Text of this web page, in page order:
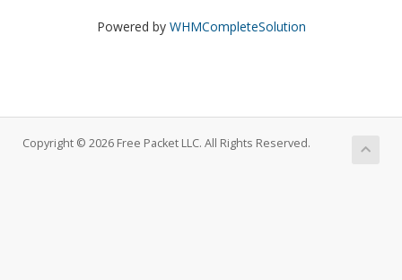
Powered by WHMCompleteSolution
Copyright © 2026 Free Packet LLC. All Rights Reserved.